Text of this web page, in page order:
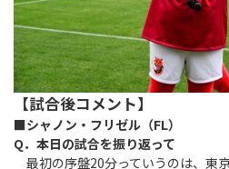
【試合後コメント】
■シャノン・フリゼル（FL）
Q．本日の試合を振り返って
最初の序盤20分っていうのは、東